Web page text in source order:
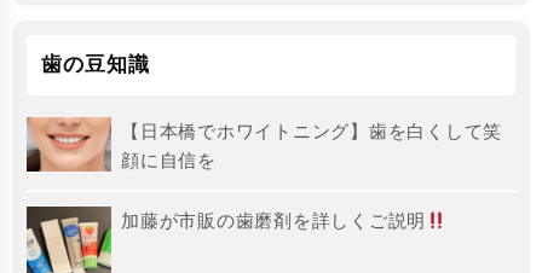
歯の豆知識
【日本橋でホワイトニング】歯を白くして笑
顔に自信を
加藤が市販の歯磨剤を詳しくご説明